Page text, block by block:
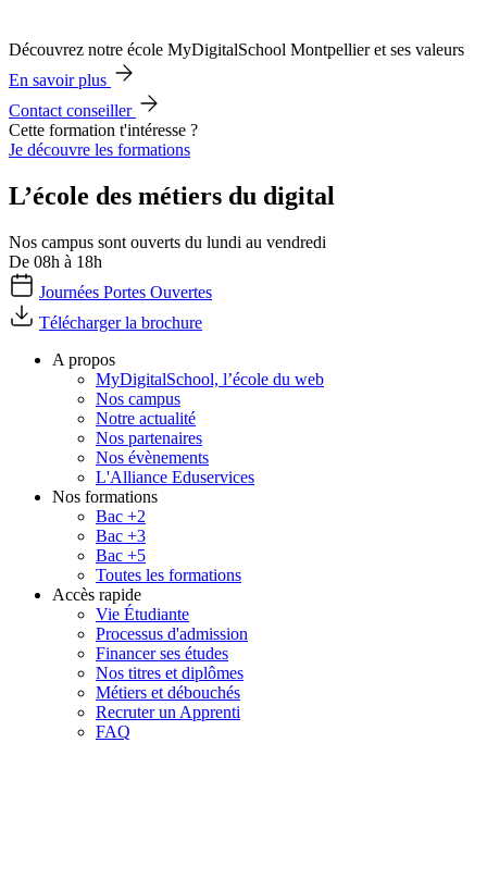
Découvrez notre école MyDigitalSchool Montpellier et ses valeurs
En savoir plus
Contact conseiller
Cette formation t'intéresse ?
Je découvre les formations
L’école des métiers du digital
Nos campus sont ouverts du lundi au vendredi
De 08h à 18h
Journées Portes Ouvertes
Télécharger la brochure
A propos
MyDigitalSchool, l’école du web
Nos campus
Notre actualité
Nos partenaires
Nos évènements
L'Alliance Eduservices
Nos formations
Bac +2
Bac +3
Bac +5
Toutes les formations
Accès rapide
Vie Étudiante
Processus d'admission
Financer ses études
Nos titres et diplômes
Métiers et débouchés
Recruter un Apprenti
FAQ